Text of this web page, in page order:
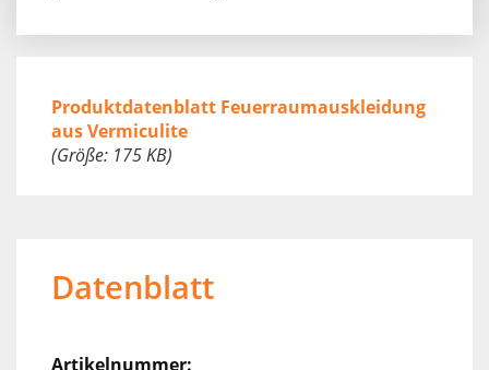
Produktdatenblatt Feuerraumauskleidung
aus Vermiculite
(Größe: 175 KB)
Datenblatt